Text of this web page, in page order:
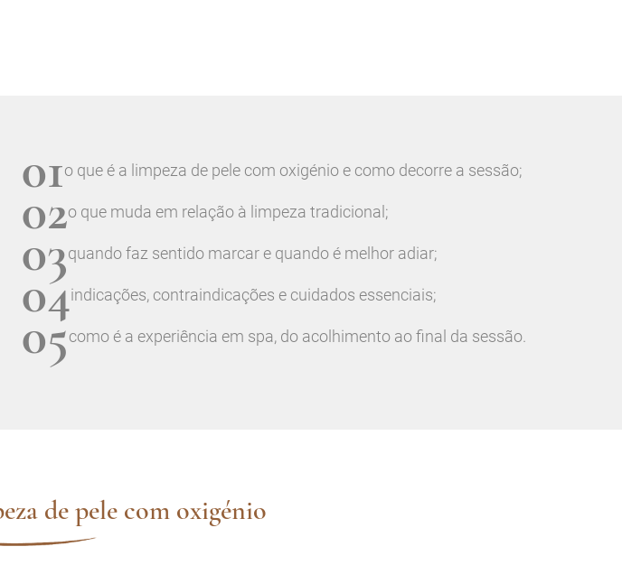
01o que é a limpeza de pele com oxigénio e como decorre a sessão;
02o que muda em relação à limpeza tradicional;
03quando faz sentido marcar e quando é melhor adiar;
04indicações, contraindicações e cuidados essenciais;
05como é a experiência em spa, do acolhimento ao final da sessão.
de pele com oxigénio